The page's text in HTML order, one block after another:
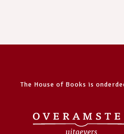
The House of Books is